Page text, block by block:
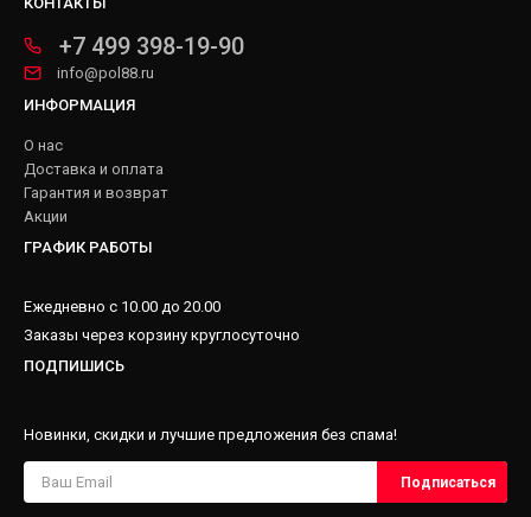
+7 499 398-19-90
info@pol88.ru
ИНФОРМАЦИЯ
О нас
Доставка и оплата
Гарантия и возврат
Акции
ГРАФИК РАБОТЫ
Ежедневно с 10.00 до 20.00
Заказы через корзину круглосуточно
ПОДПИШИСЬ
Новинки, скидки и лучшие предложения без спама!